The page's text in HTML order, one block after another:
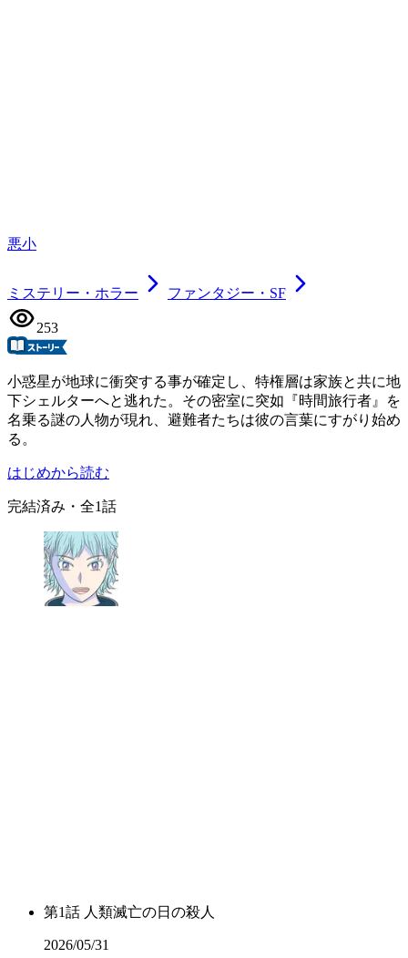
悪小
ミステリー・ホラー ファンタジー・SF
253
小惑星が地球に衝突する事が確定し、特権層は家族と共に地
下シェルターへと逃れた。その密室に突如『時間旅行者』を
名乗る謎の人物が現れ、避難者たちは彼の言葉にすがり始め
る。
はじめから読む
完結済み ・全1話
第1話 人類滅亡の日の殺人
2026/05/31